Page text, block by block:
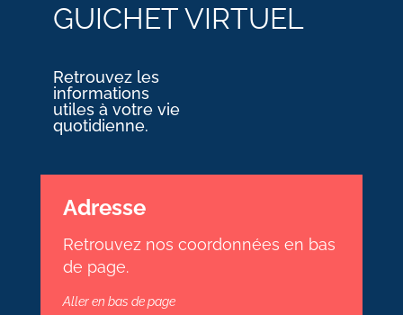
GUICHET VIRTUEL
Retrouvez les
informations
utiles à votre vie
quotidienne.
Adresse
Retrouvez nos coordonnées en bas
de page.
Aller en bas de page